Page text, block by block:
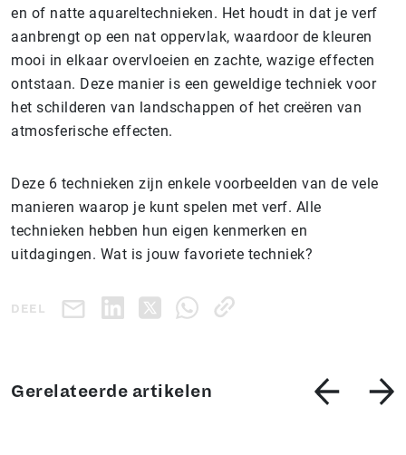
en of natte aquareltechnieken. Het houdt in dat je verf
aanbrengt op een nat oppervlak, waardoor de kleuren
mooi in elkaar overvloeien en zachte, wazige effecten
ontstaan. Deze manier is een geweldige techniek voor
het schilderen van landschappen of het creëren van
atmosferische effecten.
Deze 6 technieken zijn enkele voorbeelden van de vele
manieren waarop je kunt spelen met verf. Alle
technieken hebben hun eigen kenmerken en
uitdagingen. Wat is jouw favoriete techniek?
DEEL
Gerelateerde artikelen